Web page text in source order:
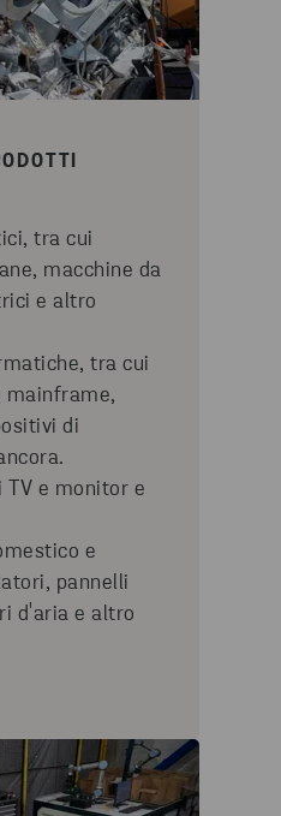
tra cui
macchine da
e altro
tra cui
mainframe,
di
e monitor e
e
pannelli
d'aria e altro